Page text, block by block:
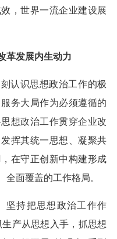
，世界一流企业建设展
革发展内生动力
认识思想政治工作的极
务大局作为必须遵循的
想政治工作贯穿企业改
挥其统一思想、凝聚共
在守正创新中构建形成
面覆盖的工作格局。
坚持把思想政治工作作
产从思想入手，抓思想